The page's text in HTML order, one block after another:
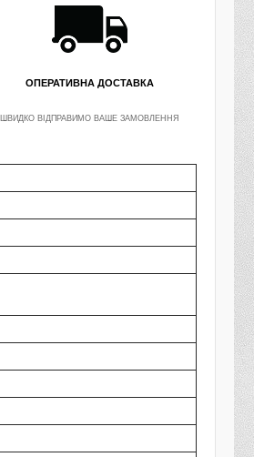
ОПЕРАТИВНА ДОСТАВКА
ШВИДКО ВІДПРАВИМО ВАШЕ ЗАМОВЛЕННЯ